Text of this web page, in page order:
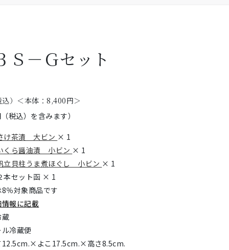
Ｓ－Ｇセット
込）＜本体：8,400円＞
税込）を含みます）
け茶漬 大ビン × 1
くら醤油漬 小ビン × 1
立貝柱うま煮ほぐし 小ビン × 1
セット函 × 1
8％対象商品です
情報に記載
蔵
ル冷蔵便
12.5cm.×よこ17.5cm.×高さ8.5cm.